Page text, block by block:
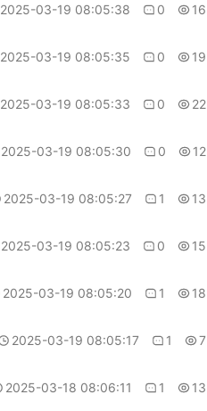
2025-03-19 08:05:38 0 16
2025-03-19 08:05:35 0 19
2025-03-19 08:05:33 0 22
2025-03-19 08:05:30 0 12
2025-03-19 08:05:27 1 13
2025-03-19 08:05:23 0 15
2025-03-19 08:05:20 1 18
2025-03-19 08:05:17 1 7
2025-03-18 08:06:11 1 13